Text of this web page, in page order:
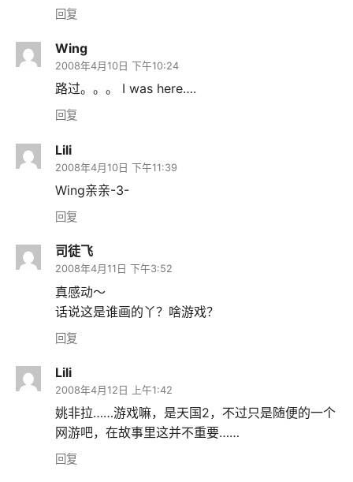
回复
Wing
2008年4月10日 下午10:24
路过。。。 I was here….
回复
Lili
2008年4月10日 下午11:39
Wing亲亲-3-
回复
司徒飞
2008年4月11日 下午3:52
真感动～
话说这是谁画的丫？啥游戏？
回复
Lili
2008年4月12日 上午1:42
姚非拉……游戏嘛，是天国2，不过只是随便的一个
网游吧，在故事里这并不重要……
回复